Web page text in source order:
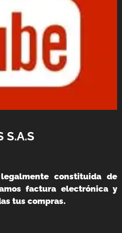
S.A.S
constituida de
factura electrónica y
tus compras.